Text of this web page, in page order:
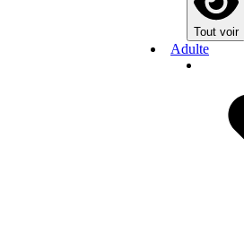
Tout voir
Adulte